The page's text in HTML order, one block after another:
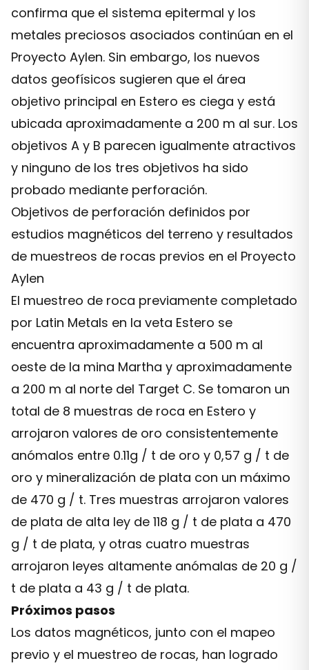
confirma que el sistema epitermal y los
metales preciosos asociados continúan en el
Proyecto Aylen. Sin embargo, los nuevos
datos geofísicos sugieren que el área
objetivo principal en Estero es ciega y está
ubicada aproximadamente a 200 m al sur. Los
objetivos A y B parecen igualmente atractivos
y ninguno de los tres objetivos ha sido
probado mediante perforación.
Objetivos de perforación definidos por
estudios magnéticos del terreno y resultados
de muestreos de rocas previos en el Proyecto
Aylen
El muestreo de roca previamente completado
por Latin Metals en la veta Estero se
encuentra aproximadamente a 500 m al
oeste de la mina Martha y aproximadamente
a 200 m al norte del Target C. Se tomaron un
total de 8 muestras de roca en Estero y
arrojaron valores de oro consistentemente
anómalos entre 0.11g / t de oro y 0,57 g / t de
oro y mineralización de plata con un máximo
de 470 g / t. Tres muestras arrojaron valores
de plata de alta ley de 118 g / t de plata a 470
g / t de plata, y otras cuatro muestras
arrojaron leyes altamente anómalas de 20 g /
t de plata a 43 g / t de plata.
Próximos pasos
Los datos magnéticos, junto con el mapeo
previo y el muestreo de rocas, han logrado